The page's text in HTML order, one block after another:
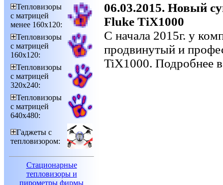
Тепловизоры
с матрицей
менее 160х120:
Тепловизоры
с матрицей
160х120:
Тепловизоры
с матрицей
320х240:
Тепловизоры
с матрицей
640х480:
Гаджеты с
тепловизором:
Стационарные
тепловизоры и
пирометры фирмы
06.03.2015. Новый
Fluke TiX1000
C начала 2015г. у
продвинутый и
TiX1000. Подробнее